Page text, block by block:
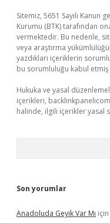
Sitemiz, 5651 Sayılı Kanun
Kurumu (BTK) tarafından
vermektedir. Bu nedenle,
veya araştırma
yazdıkları içeriklerin
bu sorumluluğu kabul etmiş
Hukuka ve yasal
içerikleri,
halinde, ilgili içerikler yasal
Son yorumlar
Anadoluda Geyik Var Mı için